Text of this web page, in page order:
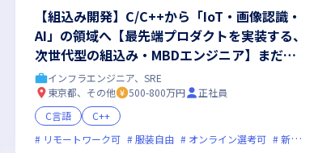
フレックス制度あり 新規立ち上げ 新技術に積極的 ベンチャー企業
【組込み開発】C/C++から「IoT・画像認識・
AI」の領域へ【最先端プロダクトを実装する、
次世代型の組込み・MBDエンジニア】まだ世
に出ていない次世代プロダクト開発◆最先端の
研修200講座以上
インフラエンジニア、SRE
東京都、その他
500-800万円
正社員
C言語
C++
リモートワーク可
服装自由 オンライン選考可 新技術に積極的